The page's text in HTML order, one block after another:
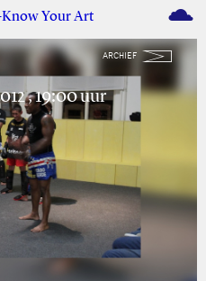
Your Art M
ARCHIEF
, 19:00 uur